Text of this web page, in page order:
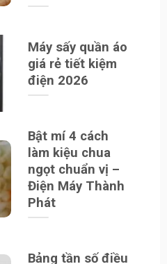
Máy sấy quần áo
giá rẻ tiết kiệm
điện 2026
Bật mí 4 cách
làm kiệu chua
ngọt chuẩn vị –
Điện Máy Thành
Phát
Bảng tần số điều